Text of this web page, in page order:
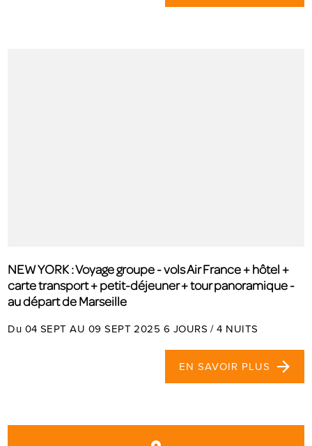
NEW YORK : Voyage groupe - vols Air France + hôtel +
carte transport + petit-déjeuner + tour panoramique -
au départ de Marseille
Du 04 SEPT AU 09 SEPT 2025 6 JOURS / 4 NUITS
EN SAVOIR PLUS